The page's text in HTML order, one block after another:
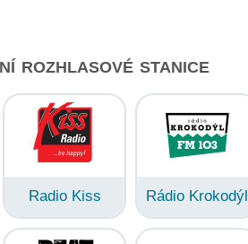
ROZHLASOVÉ STANICE
Radio Kiss Rádio Krokodýl